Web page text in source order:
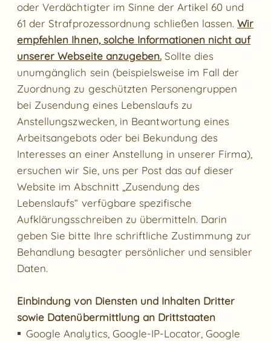
oder Verdächtigter im Sinne der Artikel 60 und
61 der Strafprozessordnung schließen lassen.Wir
empfehlen Ihnen, solche Informationen nicht auf
unserer Webseite anzugeben.Sollte dies
unumgänglich sein (beispielsweise im Fall der
Zuordnung zu geschützten Personengruppen
bei Zusendung eines Lebenslaufs zu
Anstellungszwecken, in Beantwortung eines
Arbeitsangebots oder bei Bekundung des
Interesses an einer Anstellung in unserer Firma),
ersuchen wir Sie, uns per Post das auf dieser
Website im Abschnitt „Zusendung des
Lebenslaufs“ verfügbare spezifische
Aufklärungsschreiben zu übermitteln. Darin
geben Sie bitte Ihre schriftliche Zustimmung zur
Behandlung besagter persönlicher und sensibler
Daten.
Einbindung von Diensten und Inhalten Dritter
sowie Datenübermittlung an Drittstaaten
Google Analytics, Google-IP-Locator, Google